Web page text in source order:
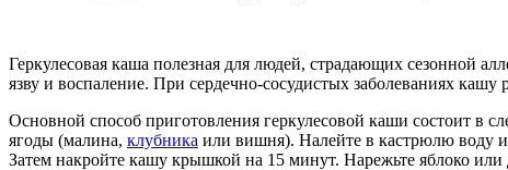
Геркулесовая каша полезная для людей, страдающих сезонной
язву и воспаление. При сердечно-сосудистых заболеваниях
Основной способ приготовления геркулесовой каши состоит в
ягоды (малина, клубника или вишня). Налейте в кастрюлю воду и
Затем накройте кашу крышкой на 15 минут. Нарежьте яблоко или